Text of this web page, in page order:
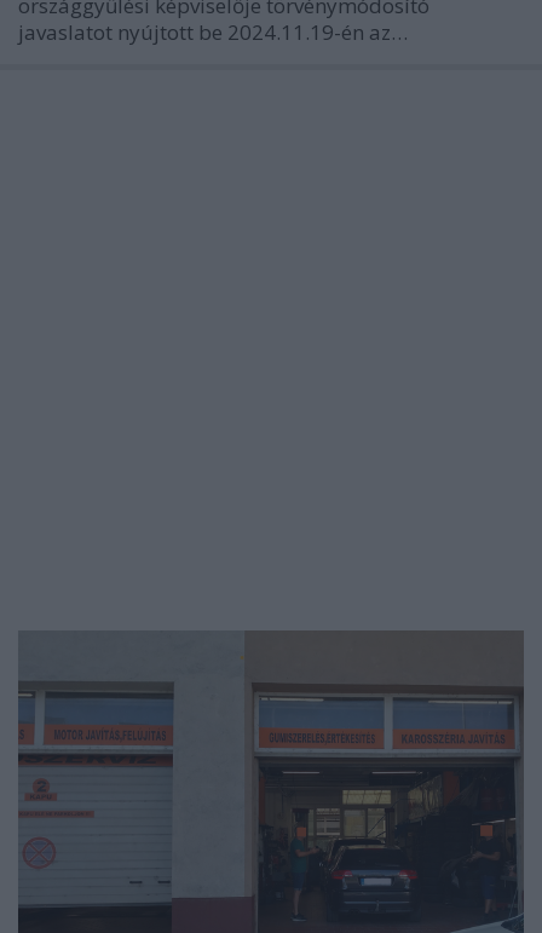
javaslatot nyújtott be 2024.11.19-én az…